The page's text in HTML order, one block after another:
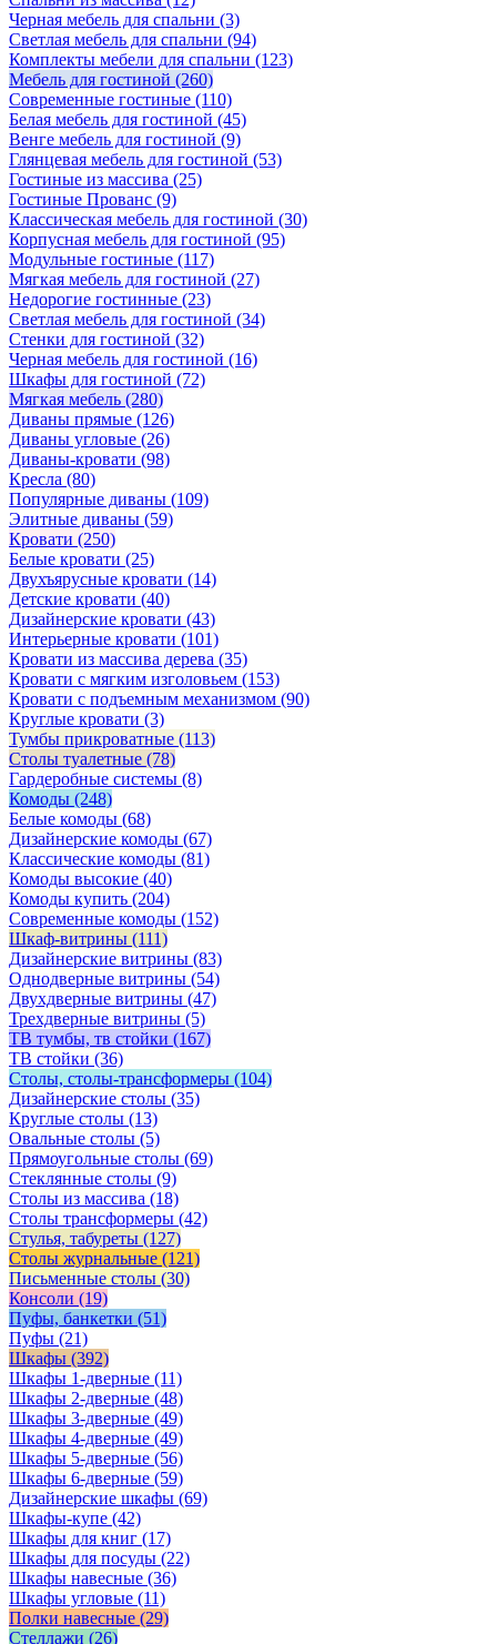
Черная мебель для спальни (3)
Светлая мебель для спальни (94)
Комплекты мебели для спальни (123)
Мебель для гостиной (260)
Современные гостиные (110)
Белая мебель для гостиной (45)
Венге мебель для гостиной (9)
Глянцевая мебель для гостиной (53)
Гостиные из массива (25)
Гостиные Прованс (9)
Классическая мебель для гостиной (30)
Корпусная мебель для гостиной (95)
Модульные гостиные (117)
Мягкая мебель для гостиной (27)
Недорогие гостинные (23)
Светлая мебель для гостиной (34)
Стенки для гостиной (32)
Черная мебель для гостиной (16)
Шкафы для гостиной (72)
Мягкая мебель (280)
Диваны прямые (126)
Диваны угловые (26)
Диваны-кровати (98)
Кресла (80)
Популярные диваны (109)
Элитные диваны (59)
Кровати (250)
Белые кровати (25)
Двухъярусные кровати (14)
Детские кровати (40)
Дизайнерские кровати (43)
Интерьерные кровати (101)
Кровати из массива дерева (35)
Кровати с мягким изголовьем (153)
Кровати с подъемным механизмом (90)
Круглые кровати (3)
Тумбы прикроватные (113)
Столы туалетные (78)
Гардеробные системы (8)
Комоды (248)
Белые комоды (68)
Дизайнерские комоды (67)
Классические комоды (81)
Комоды высокие (40)
Комоды купить (204)
Современные комоды (152)
Шкаф-витрины (111)
Дизайнерские витрины (83)
Однодверные витрины (54)
Двухдверные витрины (47)
Трехдверные витрины (5)
ТВ тумбы, тв стойки (167)
ТВ стойки (36)
Столы, столы-трансформеры (104)
Дизайнерские столы (35)
Круглые столы (13)
Овальные столы (5)
Прямоугольные столы (69)
Стеклянные столы (9)
Столы из массива (18)
Столы трансформеры (42)
Стулья, табуреты (127)
Столы журнальные (121)
Письменные столы (30)
Консоли (19)
Пуфы, банкетки (51)
Пуфы (21)
Шкафы (392)
Шкафы 1-дверные (11)
Шкафы 2-дверные (48)
Шкафы 3-дверные (49)
Шкафы 4-дверные (49)
Шкафы 5-дверные (56)
Шкафы 6-дверные (59)
Дизайнерские шкафы (69)
Шкафы-купе (42)
Шкафы для книг (17)
Шкафы для посуды (22)
Шкафы навесные (36)
Шкафы угловые (11)
Полки навесные (29)
Стеллажи (26)